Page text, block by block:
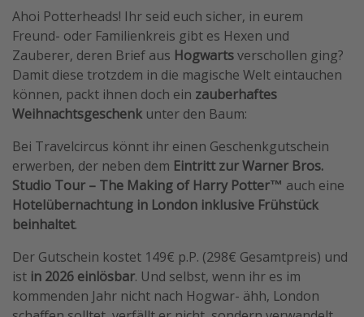
Last Minute Urlaub Mallorca
Last Minute Urlaub Deutschland
Ahoi Potterheads! Ihr seid euch sicher, in eurem
Freund- oder Familienkreis gibt es Hexen und
Zauberer, deren Brief aus Hogwartsverschollen ging?
Damit diese trotzdem in die magische Welt eintauchen
können, packt ihnen doch ein zauberhaftes
Weihnachtsgeschenk unter den Baum:
Bei Travelcircus könnt ihr einen Geschenkgutschein
erwerben, der neben dem Eintritt zur Warner Bros.
Studio Tour – The Making of Harry Potter™ auch eine
Hotelübernachtung in London inklusive Frühstück
beinhaltet.
Der Gutschein kostet 149€ p.P. (298€ Gesamtpreis) und
ist in 2026 einlösbar. Und selbst, wenn ihr es im
kommenden Jahr nicht nach Hogwar- ähh, London